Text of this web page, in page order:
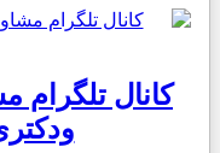
کانال